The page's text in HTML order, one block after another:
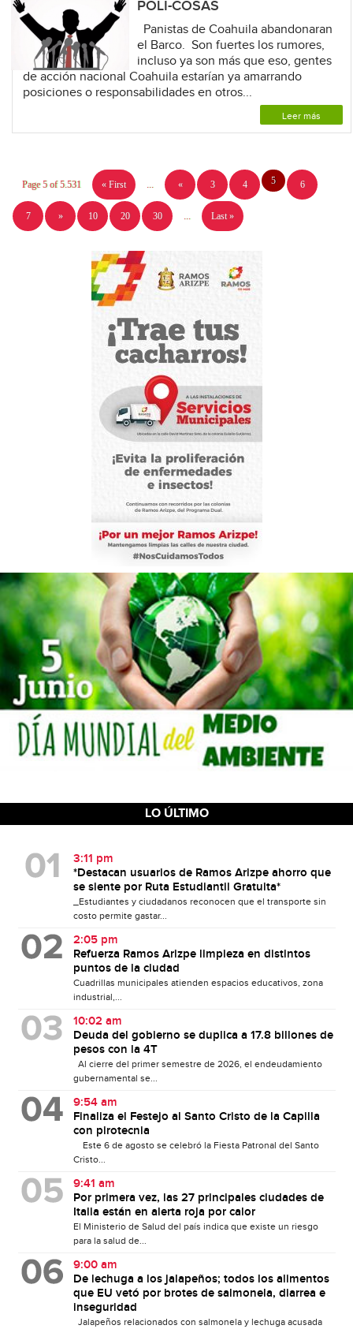
POLI-COSAS
Panistas de Coahuila abandonaran
el Barco. Son fuertes los rumores,
incluso ya son más que eso, gentes
de acción nacional Coahuila estarían ya amarrando
posiciones o responsabilidades en otros...
Leer más
Page 5 of 5.531 « First « 3 4 5 6
7 » 10 20 30 Last »
LO ÚLTIMO
3:11 pm
*Destacan usuarios de Ramos Arizpe ahorro que
se siente por Ruta Estudiantil Gratuita*
_Estudiantes y ciudadanos reconocen que el transporte sin
costo permite gastar...
2:05 pm
Refuerza Ramos Arizpe limpieza en distintos
puntos de la ciudad
Cuadrillas municipales atienden espacios educativos, zona
industrial,...
10:02 am
Deuda del gobierno se duplica a 17.8 billones de
pesos con la 4T
Al cierre del primer semestre de 2026, el endeudamiento
gubernamental se...
9:54 am
Finaliza el Festejo al Santo Cristo de la Capilla
con pirotecnia
Este 6 de agosto se celebró la Fiesta Patronal del Santo
Cristo...
9:41 am
Por primera vez, las 27 principales ciudades de
Italia están en alerta roja por calor
El Ministerio de Salud del país indica que existe un riesgo
para la salud de...
9:00 am
De lechuga a los jalapeños; todos los alimentos
que EU vetó por brotes de salmonela, diarrea e
inseguridad
Jalapeños relacionados con salmonela y lechuga acusada